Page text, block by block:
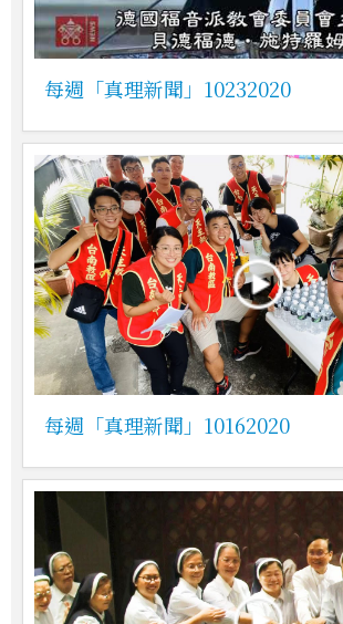
每週「真理新聞」10232020
每週「真理新聞」10162020